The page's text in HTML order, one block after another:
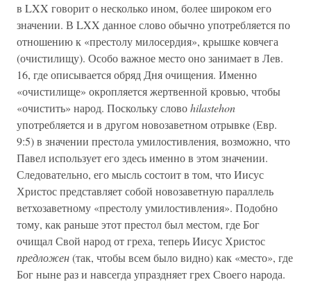
в LXX говорит о несколько ином, более широком его
значении. В LXX данное слово обычно употребляется по
отношению к «престолу милосердия», крышке ковчега
(очистилищу). Особо важное место оно занимает в Лев.
16, где описывается обряд Дня очищения. Именно
«очистилище» окропляется жертвенной кровью, чтобы
«очистить» народ. Поскольку словоhilastehon
употребляется и в другом новозаветном отрывке (Евр.
9:5) в значении престола умилостивления, возможно, что
Павел использует его здесь именно в этом значении.
Следовательно, его мысль состоит в том, что Иисус
Христос представляет собой новозаветную параллель
ветхозаветному «престолу умилостивления». Подобно
тому, как раньше этот престол был местом, где Бог
очищал Свой народ от греха, теперь Иисус Христос
предложен(так, чтобы всем было видно) как «место», где
Бог ныне раз и навсегда упраздняет грех Своего народа.